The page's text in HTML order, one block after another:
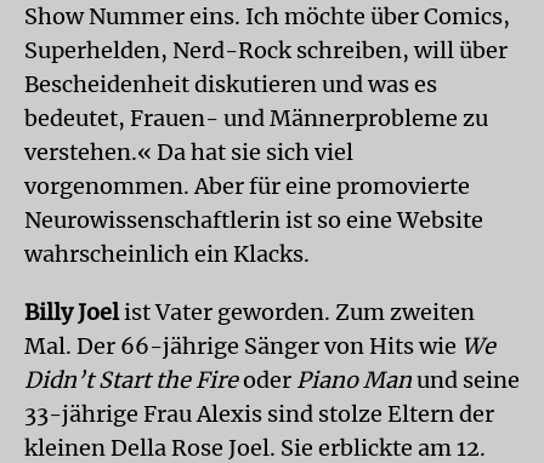
Show Nummer eins. Ich möchte über Comics,
Superhelden, Nerd-Rock schreiben, will über
Bescheidenheit diskutieren und was es
bedeutet, Frauen- und Männerprobleme zu
verstehen.« Da hat sie sich viel
vorgenommen. Aber für eine promovierte
Neurowissenschaftlerin ist so eine Website
wahrscheinlich ein Klacks.
Billy Joelist Vater geworden. Zum zweiten
Mal. Der 66-jährige Sänger von Hits wie We
Didn’t Start the Fireoder Piano Manund seine
33-jährige Frau Alexis sind stolze Eltern der
kleinen Della Rose Joel. Sie erblickte am 12.